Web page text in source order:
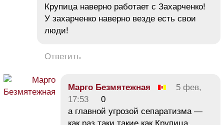
Крупица наверно работает с Захарченко!
У захарченко наверно везде есть свои
люди!
Ответить
Марго Безмятежная
5 фев,
17:53
0
а главной угрозой сепаратизма —
как раз таки такие как Крупица.